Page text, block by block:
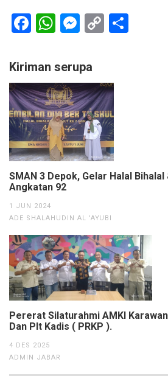
Facebook
WhatsApp
Messenger
Copy
Kiriman serupa
SMAN 3 Depok, Gelar Halal Bihalal
Angkatan 92
1 JUN 2024
ADE SHALAHUDIN AL 'AYUBI
Pererat Silaturahmi AMKI
Dan Plt Kadis ( PRKP ).
4 DES 2025
ADMIN JABAR